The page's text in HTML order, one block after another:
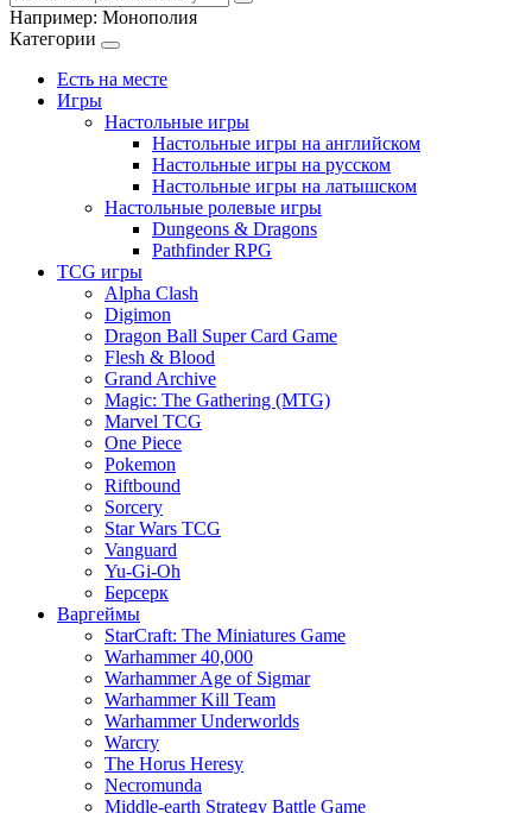
Например: Монополия
Категории
Есть на месте
Игры
Настольные игры
Настольные игры на английском
Настольные игры на русском
Настольные игры на латышском
Настольные ролевые игры
Dungeons & Dragons
Pathfinder RPG
TCG игры
Alpha Clash
Digimon
Dragon Ball Super Card Game
Flesh & Blood
Grand Archive
Magic: The Gathering (MTG)
Marvel TCG
One Piece
Pokemon
Riftbound
Sorcery
Star Wars TCG
Vanguard
Yu-Gi-Oh
Берсерк
Варгеймы
StarCraft: The Miniatures Game
Warhammer 40,000
Warhammer Age of Sigmar
Warhammer Kill Team
Warhammer Underworlds
Warcry
The Horus Heresy
Necromunda
Middle-earth Strategy Battle Game